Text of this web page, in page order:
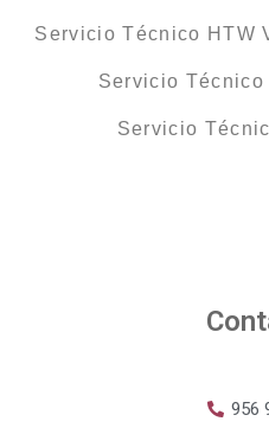
Servicio Técnico HTW
Servicio
Servicio
956